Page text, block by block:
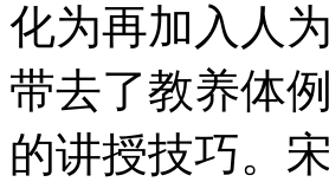
化为再加入人
带去了教养体
的讲授技巧。